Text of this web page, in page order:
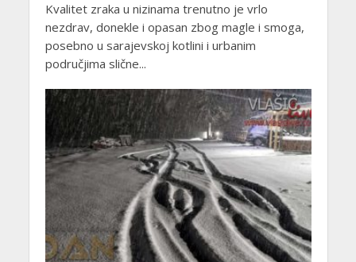
Kvalitet zraka u nizinama trenutno je vrlo
nezdrav, donekle i opasan zbog magle i smoga,
posebno u sarajevskoj kotlini i urbanim
područjima slične...